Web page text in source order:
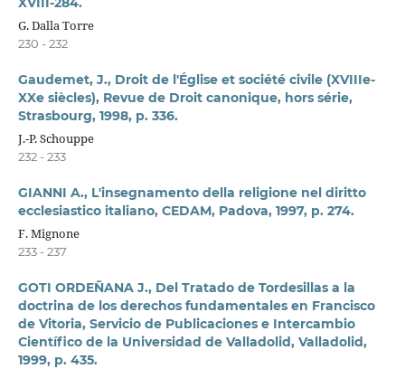
G. Dalla Torre
230 - 232
Gaudemet, J., Droit de l'Église et société civile (XVIIIe-
XXe siècles), Revue de Droit canonique, hors série,
Strasbourg, 1998, p. 336.
J.-P. Schouppe
232 - 233
GIANNI A., L'insegnamento della religione nel diritto
ecclesiastico italiano, CEDAM, Padova, 1997, p. 274.
F. Mignone
233 - 237
GOTI ORDEÑANA J., Del Tratado de Tordesillas a la
doctrina de los derechos fundamentales en Francisco
de Vitoria, Servicio de Publicaciones e Intercambio
Científico de la Universidad de Valladolid, Valladolid,
1999, p. 435.